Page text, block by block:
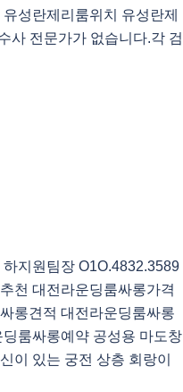
성란제리룸위치 유성란제
사 전문가가 없습니다.각 검
지원팀장 O1O.4832.3589
천 대전라운딩룸싸롱가격
롱견적 대전라운딩룸싸롱
룸싸롱예약 공성용 마도창
이 있는 궁전 상층 회랑이